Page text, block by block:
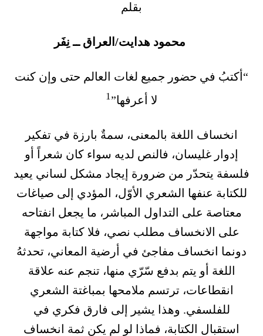
بقلم
محمود هدايت/العراق ــ نِفَر
“أكتبُ في حضور جميع لغات العالم حتى وإن كنت
لا أعرفها”1
انخساف اللغة بالمعنى، سمةٌ بارزة في تفكير
إدوار غليسان، فالنص لديه سواء كان شعراً أو
فلسفة يتحدّر من ضرورة إيجاد مشكل لساني يعيد
للكتابة عنفها الشعري الأوّل، المؤدي إلى صياغات
معتاصة على التداول المباشر، ما يجعل انفتاحه
على الانخساف مطلب نصي، فلا كتابة مواجهة
دونما انخساف مفاجئ في أرضية المعاني، تحدثهُ
اللغة أو يتم بدفع سّرّي منها، تنجم عنه علاقة
انقطاعات، ترتسم ملامحها بمباغتة الشعري
للفلسفي. وهذا يشير إلى فارق فكري في
استقبال الكتابة، فماذا لو لم يكن ثمة انخساف